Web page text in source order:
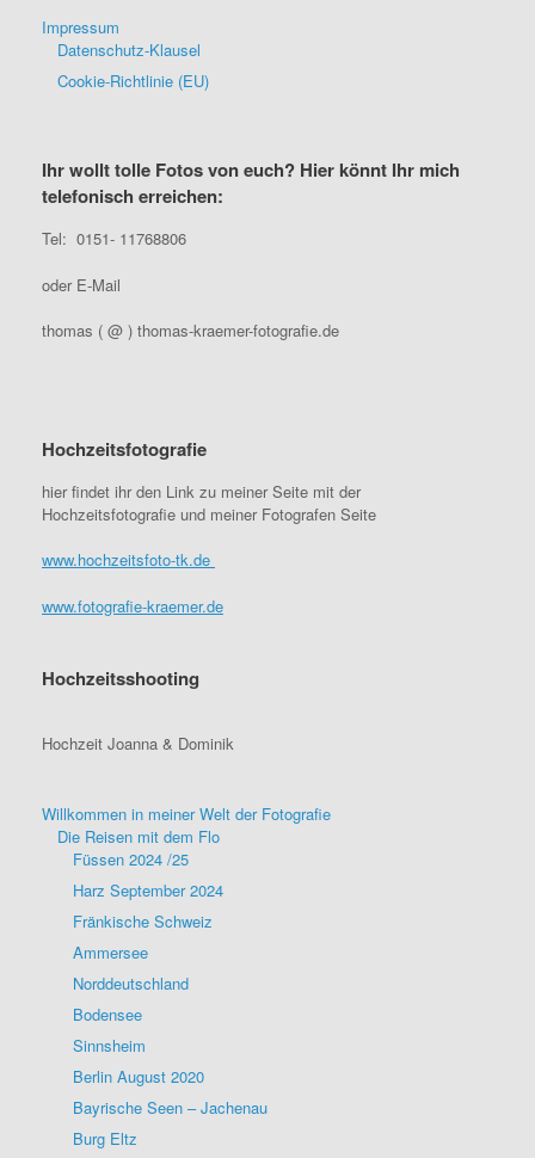
Impressum
Datenschutz-Klausel
Cookie-Richtlinie (EU)
Ihr wollt tolle Fotos von euch? Hier könnt Ihr mich
telefonisch erreichen:
Tel: 0151- 11768806
oder E-Mail
thomas ( @ ) thomas-kraemer-fotografie.de
Hochzeitsfotografie
hier findet ihr den Link zu meiner Seite mit der
Hochzeitsfotografie und meiner Fotografen Seite
www.hochzeitsfoto-tk.de
www.fotografie-kraemer.de
Hochzeitsshooting
Hochzeit Joanna & Dominik
Willkommen in meiner Welt der Fotografie
Die Reisen mit dem Flo
Füssen 2024 /25
Harz September 2024
Fränkische Schweiz
Ammersee
Norddeutschland
Bodensee
Sinnsheim
Berlin August 2020
Bayrische Seen – Jachenau
Burg Eltz